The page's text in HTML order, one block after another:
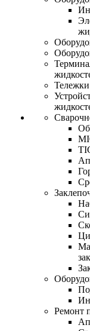
Тележки
Ремонт